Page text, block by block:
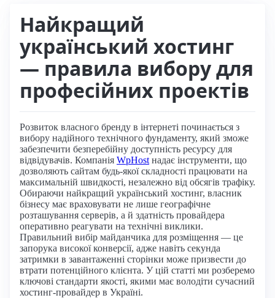
Найкращий
український хостинг
— правила вибору для
професійних проектів
Розвиток власного бренду в інтернеті починається з
вибору надійного технічного фундаменту, який зможе
забезпечити безперебійну доступність ресурсу для
відвідувачів. Компанія WpHost надає інструменти, що
дозволяють сайтам будь-якої складності працювати на
максимальній швидкості, незалежно від обсягів трафіку.
Обираючи найкращий український хостинг, власник
бізнесу має враховувати не лише географічне
розташування серверів, а й здатність провайдера
оперативно реагувати на технічні виклики.
Правильний вибір майданчика для розміщення — це
запорука високої конверсії, адже навіть секунда
затримки в завантаженні сторінки може призвести до
втрати потенційного клієнта. У цій статті ми розберемо
ключові стандарти якості, якими має володіти сучасний
хостинг-провайдер в Україні.